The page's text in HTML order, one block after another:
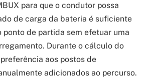
para que o condutor possa
de carga da bateria é suficiente
ponto de partida sem efetuar uma
Durante o cálculo do
aos postos de
adicionados ao percurso.